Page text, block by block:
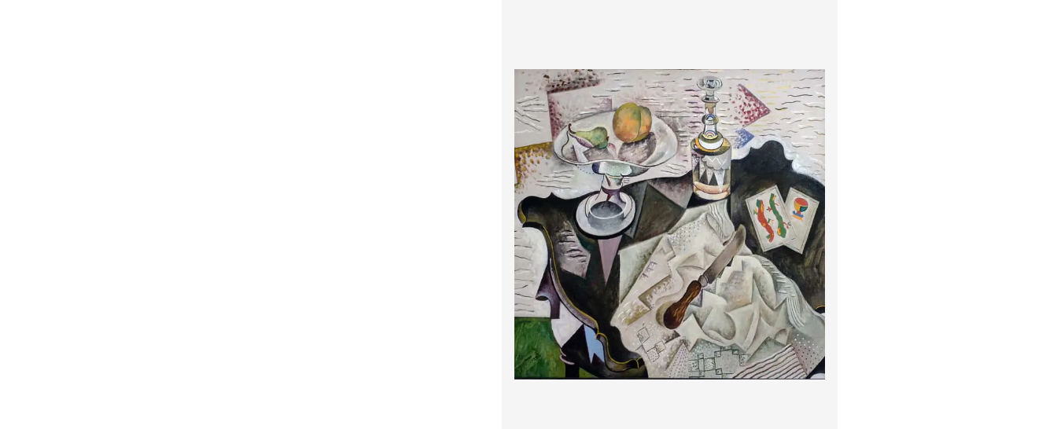
پیر آگوست رنوآر
پل سزان
یوهانس فرمیر
پرفروش‌ترین تابلوها